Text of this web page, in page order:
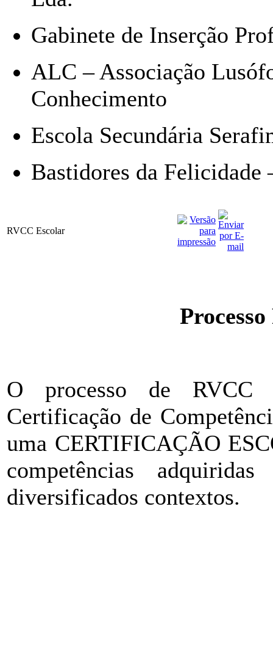
Gabinete de Inserção
ALC – Associação
Conhecimento
Escola Secundária
Bastidores da Felicidade
RVCC Escolar
O processo de RVCC
Certificação de
uma CERTIFICAÇÃO
competências
diversificados contextos.